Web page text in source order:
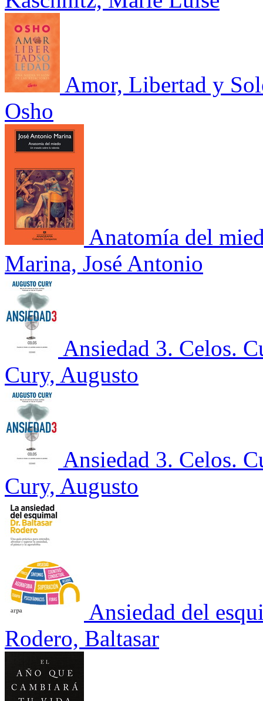
Amor, Libertad y
Osho
Anatomía del
Marina, José Antonio
Ansiedad 3. Celos.
Cury, Augusto
Ansiedad 3. Celos.
Cury, Augusto
Ansiedad del
Rodero, Baltasar